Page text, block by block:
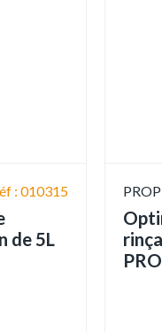
: 010315
de 5L
PROP